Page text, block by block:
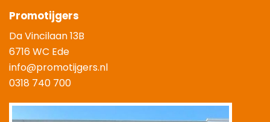
Promotijgers
Da Vincilaan 13B
6716 WC Ede
info@promotijgers.nl
0318 740 700